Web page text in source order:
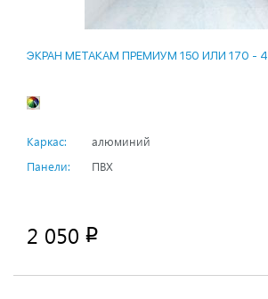
ЭКРАН МЕТАКАМ ПРЕМИУМ 150 ИЛИ 170 - 4
Каркас:
алюминий
Панели:
ПВХ
2 050 p